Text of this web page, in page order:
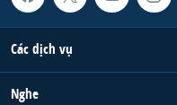
Các dịch vụ
Nghe